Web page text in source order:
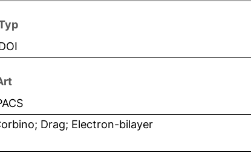
Drag; Electron-bilayer